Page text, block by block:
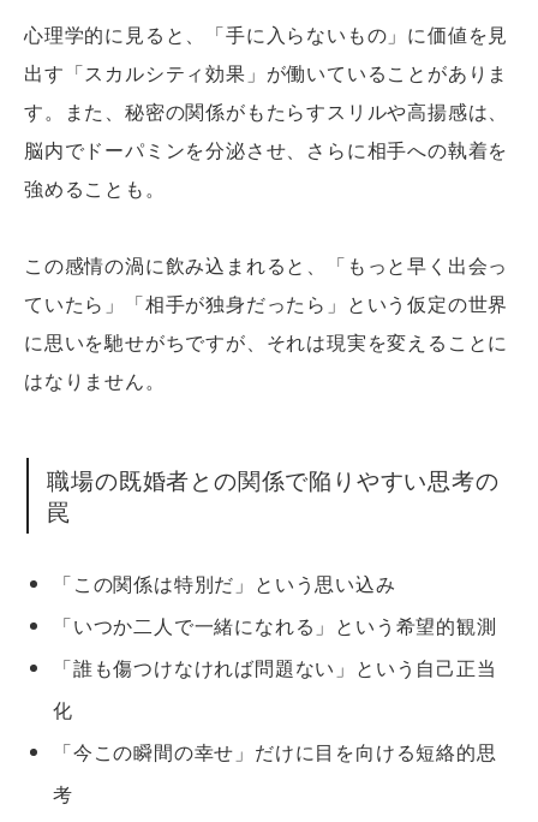
心理学的に見ると、「手に入らないもの」に価値を見
出す「スカルシティ効果」が働いていることがありま
す。また、秘密の関係がもたらすスリルや高揚感は、
脳内でドーパミンを分泌させ、さらに相手への執着を
強めることも。
この感情の渦に飲み込まれると、「もっと早く出会っ
ていたら」「相手が独身だったら」という仮定の世界
に思いを馳せがちですが、それは現実を変えることに
はなりません。
職場の既婚者との関係で陥りやすい思考の
罠
「この関係は特別だ」という思い込み
「いつか二人で一緒になれる」という希望的観測
「誰も傷つけなければ問題ない」という自己正当
化
「今この瞬間の幸せ」だけに目を向ける短絡的思
考